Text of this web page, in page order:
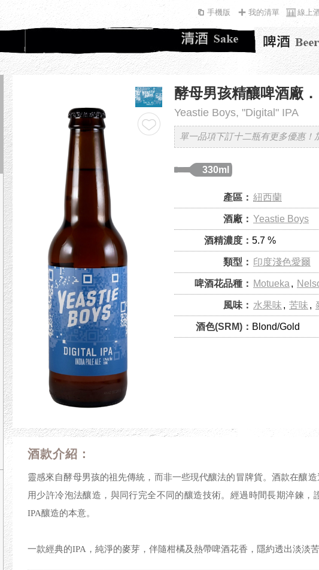
線上
我的清單
手機版
酵母男孩精釀啤酒廠
Yeastie Boys, "Digital" IPA
單一品項下訂十二瓶有更多優惠
330ml
產區： 紐西蘭
酒廠： Yeastie Boys
酒精濃度： 5.7 %
類型： 印度淺色愛爾
啤酒花品種： Motueka ,
風味： 水果味 , 苦味 ,
酒色(SRM)： Blond/Gold
酒款介紹：
靈感來自酵母男孩的祖先傳統，而非一些現代釀法的冒牌貨。酒款在釀
用少許冷泡法釀造，與同行完全不同的釀造技術。經過時間長期淬鍊
IPA釀造的本意。
一款經典的IPA，純淨的麥芽，伴隨柑橘及熱帶啤酒花香，隱約透出淡淡